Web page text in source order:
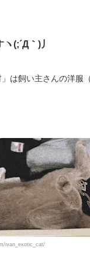
(;´Д｀)丿
は飼い主さんの洋服
ivan_exotic_cat/